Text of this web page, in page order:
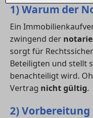
1) Warum der
Ein
zwingend der
sorgt für
Beteiligten und stellt
benachteiligt wird.
Vertrag nicht gültig.
2)